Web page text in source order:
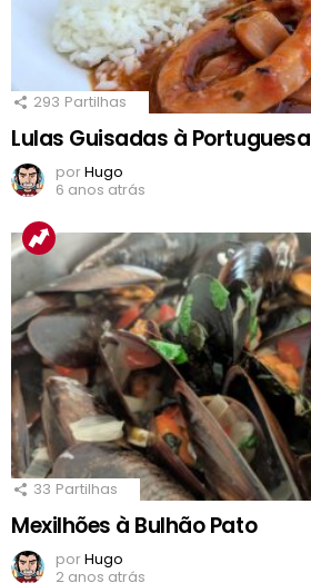
293 Partilhas
Lulas Guisadas à Portuguesa
porHugo
6 anos atrás
33 Partilhas
Mexilhões à Bulhão Pato
porHugo
2 anos atrás